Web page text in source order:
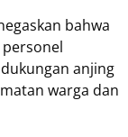
bahwa
anjing
warga dan